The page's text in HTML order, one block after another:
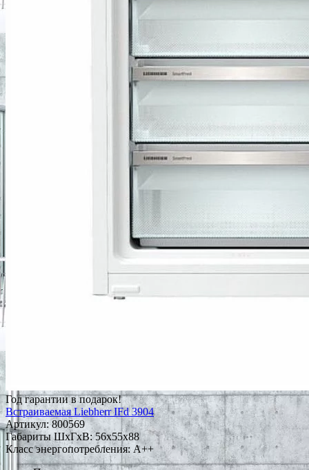
Год гарантии в подарок!
Встраиваемая Liebherr IFd 3904
Артикул: 800569
Габариты ШxГxВ: 56x55x88
Класс энергопотребления: A++